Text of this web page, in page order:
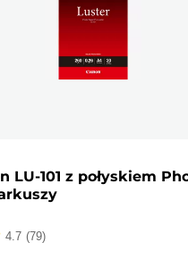
LU-101 z połyskiem
4.7 (79)